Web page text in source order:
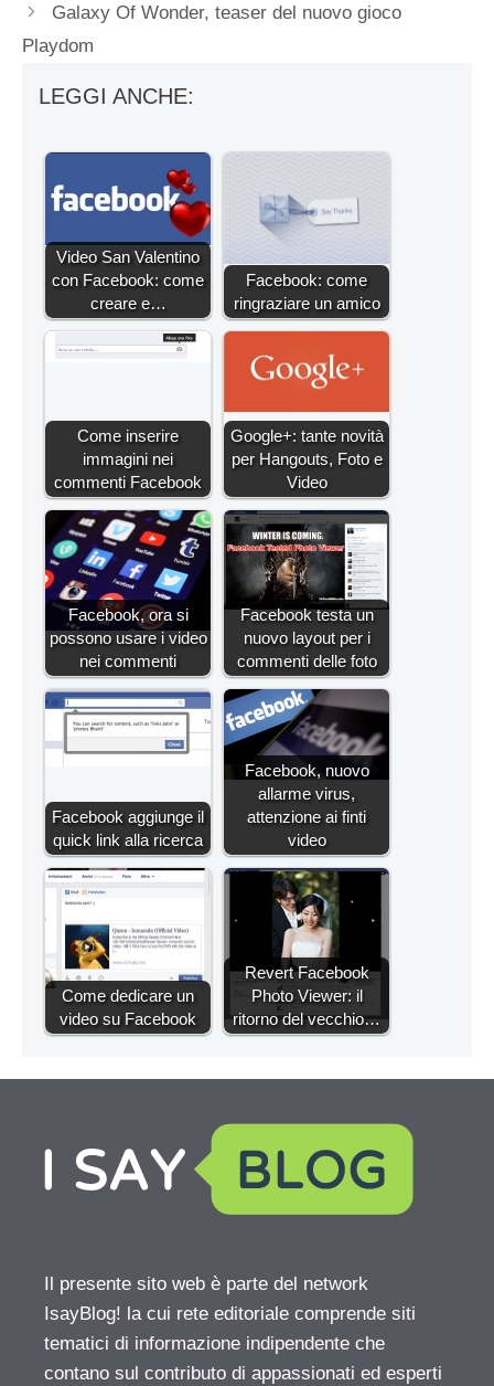
Galaxy Of Wonder, teaser del nuovo gioco
Playdom
LEGGI ANCHE:
Video San Valentino
con Facebook: come
creare e…
Facebook: come
ringraziare un amico
Come inserire
immagini nei
commenti Facebook
Google+: tante novità
per Hangouts, Foto e
Video
Facebook, ora si
possono usare i video
nei commenti
Facebook testa un
nuovo layout per i
commenti delle foto
Facebook aggiunge il
quick link alla ricerca
Facebook, nuovo
allarme virus,
attenzione ai finti
video
Come dedicare un
video su Facebook
Revert Facebook
Photo Viewer: il
ritorno del vecchio…
Il presente sito web è parte del network
IsayBlog! la cui rete editoriale comprende siti
tematici di informazione indipendente che
contano sul contributo di appassionati ed esperti